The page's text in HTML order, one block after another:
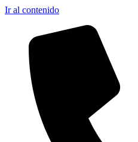
Ir al contenido